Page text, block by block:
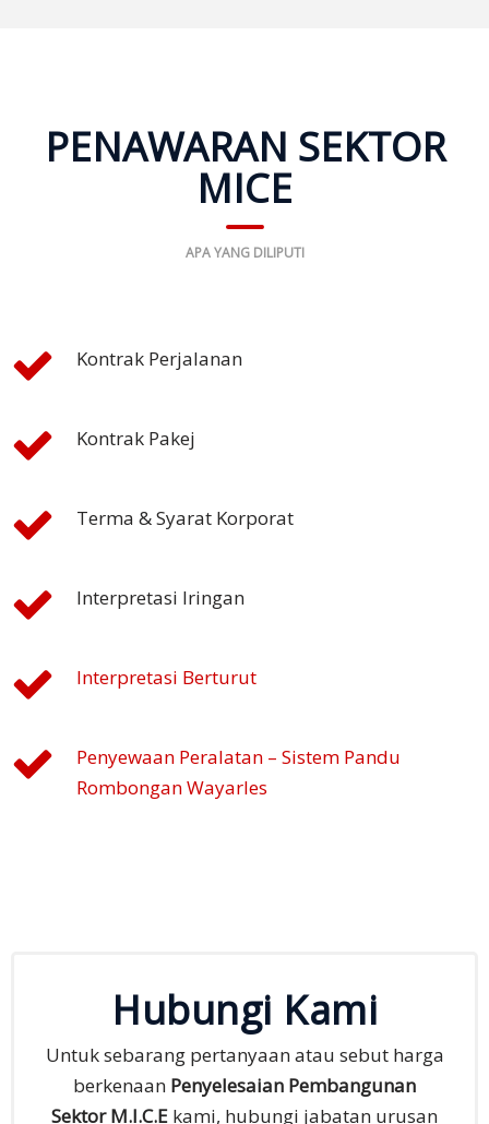
PENAWARAN SEKTOR
MICE
APA YANG DILIPUTI
Kontrak Perjalanan
Kontrak Pakej
Terma & Syarat Korporat
Interpretasi Iringan
Interpretasi Berturut
Penyewaan Peralatan – Sistem Pandu
Rombongan Wayarles
Hubungi Kami
Untuk sebarang pertanyaan atau sebut harga
berkenaan Penyelesaian Pembangunan
Sektor M.I.C.E kami, hubungi jabatan urusan